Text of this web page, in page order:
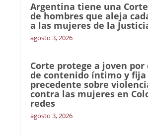
Argentina tiene una
de hombres que aleja
a las mujeres de la
agosto 3, 2026
Corte protege a joven
de contenido íntimo y fija
precedente sobre
contra las mujeres en
redes
agosto 3, 2026